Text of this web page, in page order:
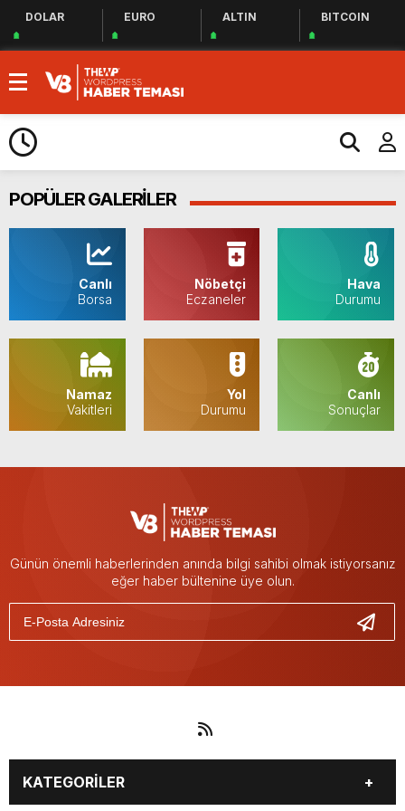
DOLAR EURO ALTIN BITCOIN
POPÜLER GALERİLER
Canlı
Borsa
Nöbetçi
Eczaneler
Hava
Durumu
Namaz
Vakitleri
Yol
Durumu
Canlı
Sonuçlar
Günün önemli haberlerinden anında bilgi sahibi olmak istiyorsanız
eğer haber bültenine üye olun.
KATEGORİLER